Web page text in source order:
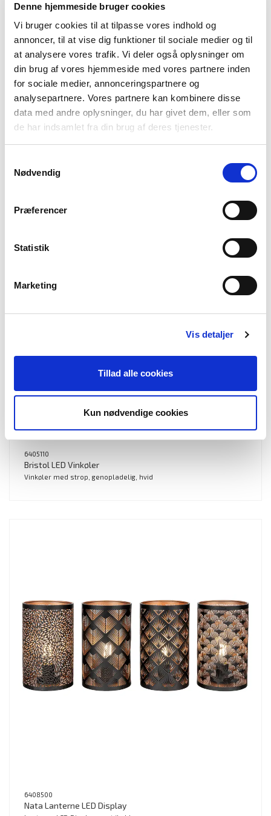
Denne hjemmeside bruger cookies
Vi bruger cookies til at tilpasse vores indhold og
annoncer, til at vise dig funktioner til sociale medier og til
at analysere vores trafik. Vi deler også oplysninger om
din brug af vores hjemmeside med vores partnere inden
for sociale medier, annonceringspartnere og
analysepartnere. Vores partnere kan kombinere disse
data med andre oplysninger, du har givet dem, eller som
de har indsamlet fra din brug af deres tjenester.
Nødvendig
Præferencer
Statistik
Marketing
Vis detaljer
Tillad alle cookies
Kun nødvendige cookies
6405100
Bristol LED Lampe
6405110
Bristol LED Vinkøler
Vinkøler med strop, genopladelig, hvid
6408500
Nata Lanterne LED Display